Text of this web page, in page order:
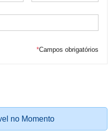
*Campos obrigatórios
no Momento